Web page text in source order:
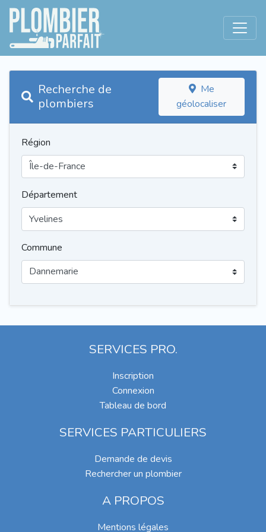
Recherche de
plombiers
Me
géolocaliser
Région
Département
Commune
SERVICES PRO.
Inscription
Connexion
Tableau de bord
SERVICES PARTICULIERS
Demande de devis
Rechercher un plombier
A PROPOS
Mentions légales